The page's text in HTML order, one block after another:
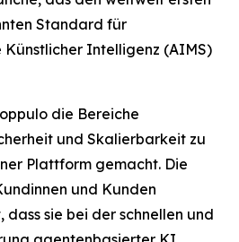
Standard für
Künstlicher Intelligenz (AIMS)
die Bereiche
und Skalierbarkeit zu
Plattform gemacht. Die
und Kunden
dass sie bei der schnellen und